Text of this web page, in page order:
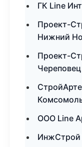
ГК Line
Проект-
Нижний
Проект-
Череповец
ООО Line
ИнжСтрой